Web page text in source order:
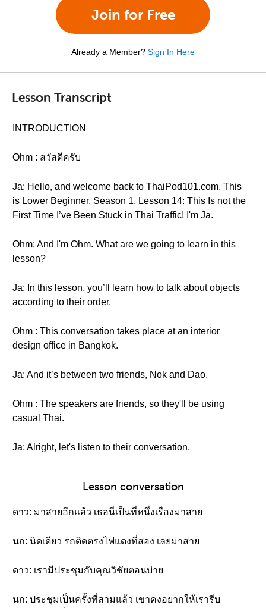
Join for Free
Already a Member? Sign In Here
Lesson Transcript
INTRODUCTION
Ohm : สวัสดีครับ
Ja: Hello, and welcome back to ThaiPod101.com. This
is Lower Beginner, Season 1, Lesson 14: This Is not the
First Time I’ve Been Stuck in Thai Traffic! I'm Ja.
Ohm: And I'm Ohm. What are we going to learn in this
lesson?
Ja: In this lesson, you’ll learn how to talk about objects
according to their order.
Ohm : This conversation takes place at an interior
design office in Bangkok.
Ja: And it’s between two friends, Nok and Dao.
Ohm : The speakers are friends, so they'll be using
casual Thai.
Ja: Alright, let's listen to their conversation.
Lesson conversation
ดาว: มาสายอีกแล้ว เธอนี่เป็นที่หนึ่งเรื่องมาสาย
นก: นิดเดียว รถติดตรงไฟแดงที่สอง เลยมาสาย
ดาว: เรามีประชุมกับคุณวิชัยตอนบ่าย
นก: ประชุมเป็นครั้งที่สามแล้ว เขาคงอยากให้เรารีบ